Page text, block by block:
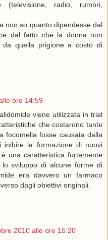
(televisione, radio, rumori,
non so quanto dipendesse dal
dal fatto che la donna non
da quella prigione a costo di
ore 14:59
viene utilizzata in trial
che costarono tante
focomelia fosse causata dalla
inibire la formazione di nuovi
una caratteristica fortemente
sviluppo di alcune forme di
era davvero un farmaco
dagli obiettivi originali.
2010 alle ore 15:20